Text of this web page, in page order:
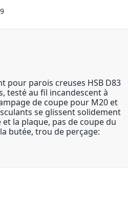
pour parois creuses HSB D83
testé au fil incandescent à
de coupe pour M20 et
se glissent solidement
la plaque, pas de coupe du
butée, trou de perçage: